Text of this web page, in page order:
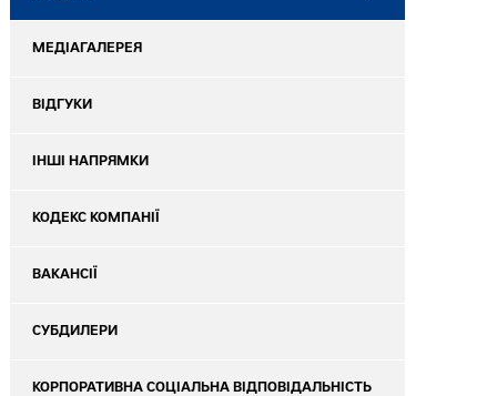
МЕДІАГАЛЕРЕЯ
ВІДГУКИ
ІНШІ НАПРЯМКИ
КОДЕКС КОМПАНІЇ
ВАКАНСІЇ
СУБДИЛЕРИ
КОРПОРАТИВНА СОЦІАЛЬНА ВІДПОВІДАЛЬНІСТЬ